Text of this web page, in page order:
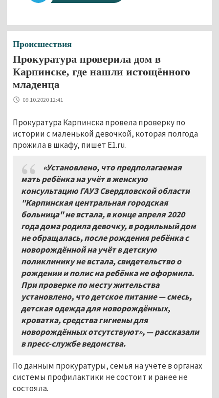
Происшествия
Прокуратура проверила дом в
Карпинске, где нашли истощённого
младенца
09.10.2020 12:41
Прокуратура Карпинска провела проверку по
истории с маленькой девочкой, которая полгода
прожила в шкафу, пишет E1.ru.
«Установлено, что предполагаемая
мать ребёнка на учёт в женскую
консультацию ГАУЗ Свердловской области
"Карпинская центральная городская
больница" не встала, в конце апреля 2020
года дома родила девочку, в родильный дом
не обращалась, после рождения ребёнка с
новорождённой на учёт в детскую
поликлинику не встала, свидетельство о
рождении и полис на ребёнка не оформила.
При проверке по месту жительства
установлено, что детское питание — смесь,
детская одежда для новорождённых,
кроватка, средства гигиены для
новорождённых отсутствуют», — рассказали
в пресс-службе ведомства.
По данным прокуратуры, семья на учёте в органах
системы профилактики не состоит и ранее не
состояла.